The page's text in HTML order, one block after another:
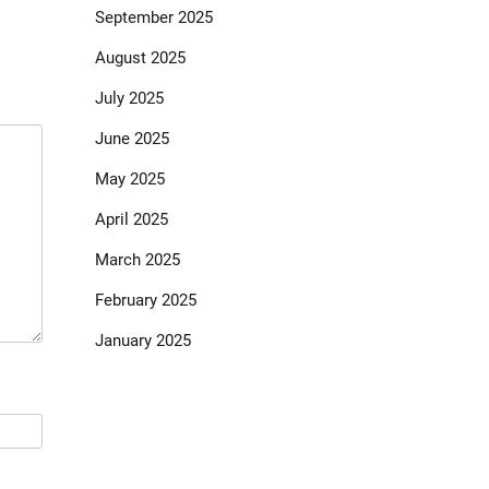
September 2025
August 2025
July 2025
June 2025
May 2025
April 2025
March 2025
February 2025
January 2025